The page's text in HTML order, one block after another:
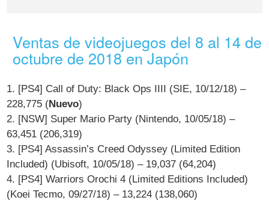
Ventas de videojuegos del 8 al 14 de
octubre de 2018 en Japón
1. [PS4] Call of Duty: Black Ops IIII (SIE, 10/12/18) –
228,775 (Nuevo)
2. [NSW] Super Mario Party (Nintendo, 10/05/18) –
63,451 (206,319)
3. [PS4] Assassin’s Creed Odyssey (Limited Edition
Included) (Ubisoft, 10/05/18) – 19,037 (64,204)
4. [PS4] Warriors Orochi 4 (Limited Editions Included)
(Koei Tecmo, 09/27/18) – 13,224 (138,060)